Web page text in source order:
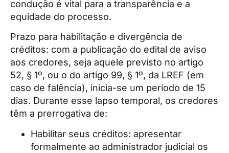
condução é vital para a transparência e a
equidade do processo.
Prazo para habilitação e divergência de
créditos: com a publicação do edital de aviso
aos credores, seja aquele previsto no artigo
52, § 1º, ou o do artigo 99, § 1º, da LREF (em
caso de falência), inicia-se um período de 15
dias. Durante esse lapso temporal, os credores
têm a prerrogativa de:
Habilitar seus créditos: apresentar
formalmente ao administrador judicial os